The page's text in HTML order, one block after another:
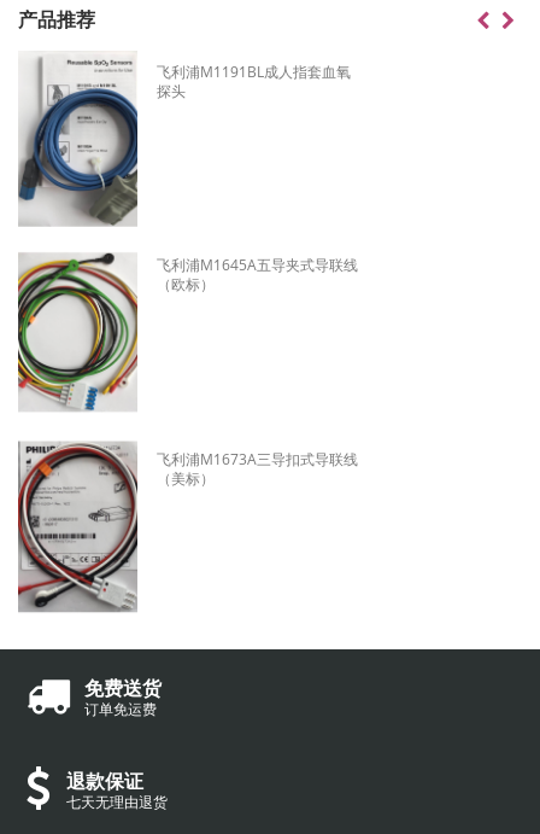
产品推荐
飞利浦M1191BL成人指套血氧
探头
飞利浦M1645A五导夹式导联线
（欧标）
飞利浦M1673A三导扣式导联线
（美标）
免费送货
订单免运费
退款保证
七天无理由退货